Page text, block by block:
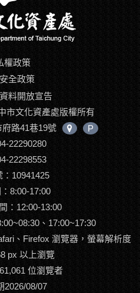
權政策
全政策
料開放宣告
市文化資產處版權所有
路41巷19號
中
P
22290280
22298553
10941425
8:00-17:00
：12:00-13:00
、17:00~17:30
、Firefox 瀏覽器，螢幕解析度
px 以上瀏覽
位瀏覽者
2026/08/07